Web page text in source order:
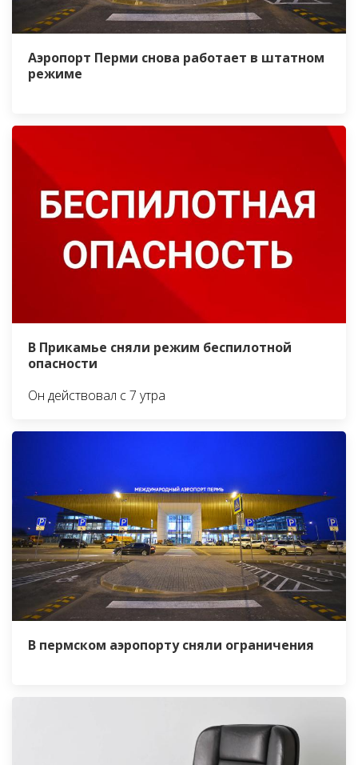
Аэропорт Перми снова работает в штатном
режиме
В Прикамье сняли режим беспилотной
опасности
Он действовал с 7 утра
В пермском аэропорту сняли ограничения